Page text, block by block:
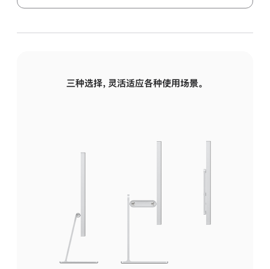
三种选择，灵活适应各种使用场景。